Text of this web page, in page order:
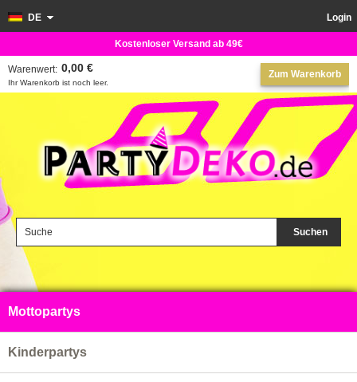
Suchen
Login
DE
Zum Warenkorb
Ihr Warenkorb ist noch leer.
Warenwert: 0,00 €
Kostenloser Versand ab 49€
Mottopartys
Kinderpartys